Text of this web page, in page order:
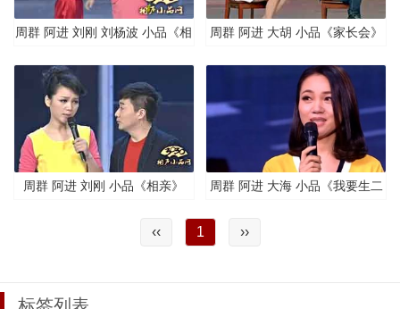
周群 阿进 刘刚 刘杨波 小品《相
周群 阿进 大胡 小品《家长会》
周群 阿进 刘刚 小品《相亲》
周群 阿进 大海 小品《我要生二
‹‹ 1 ››